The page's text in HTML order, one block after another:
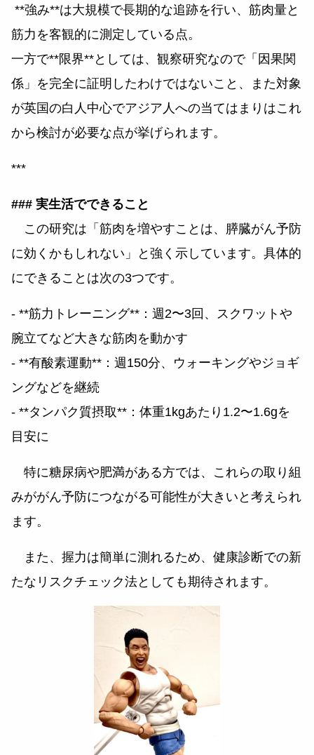
**強み**は大規模で長期的な追跡を行い、筋肉量と
筋力を客観的に測定している点。
一方で**限界**としては、観察研究なので「因果関
係」を完全に証明したわけではないこと、また対象
が英国の白人中心でアジア人への当てはまりはこれ
から検討が必要な点が挙げられます。
***
### 実生活でできること
この研究は「筋肉を増やすことは、膵臓がん予防
に効くかもしれない」と強く示しています。具体的
にできることは次の3つです。
- **筋力トレーニング**：週2〜3回、スクワットや
腕立てなど大きな筋肉を動かす
- **有酸素運動**：週150分、ウォーキングやジョギ
ングなどを継続
- **タンパク質摂取**：体重1kgあたり1.2〜1.6gを
目安に
特に糖尿病や肥満がある方では、これらの取り組
みががん予防につながる可能性が大きいと考えられ
ます。
また、握力は簡単に測れるため、健康診断での新
たなリスクチェック法としても期待されます。